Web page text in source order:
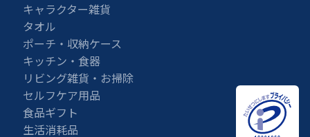
キャラクター雑貨
タオル
ポーチ・収納ケース
キッチン・食器
リビング雑貨・お掃除
セルフケア用品
食品ギフト
生活消耗品